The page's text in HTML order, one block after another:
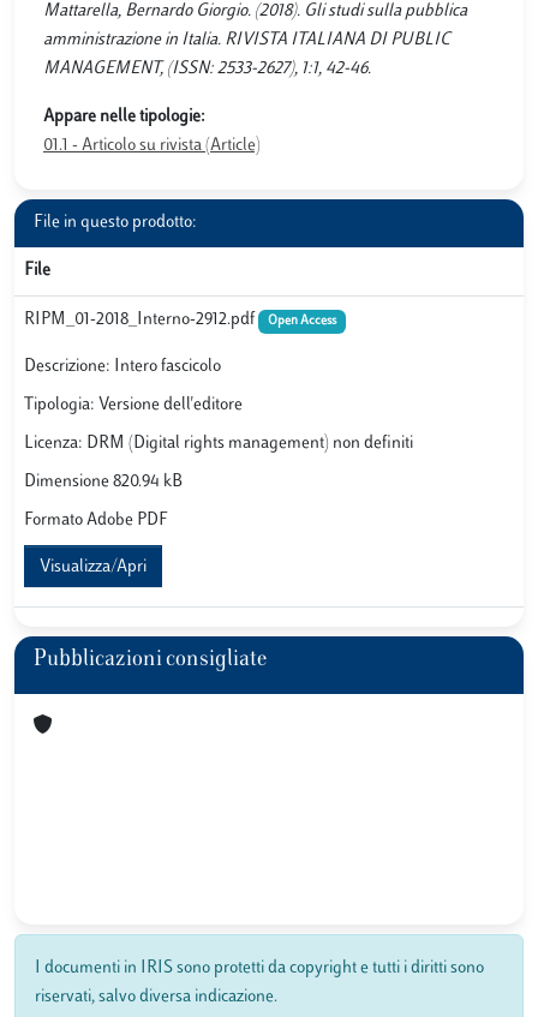
Mattarella, Bernardo Giorgio. (2018). Gli studi sulla pubblica
amministrazione in Italia. RIVISTA ITALIANA DI PUBLIC
MANAGEMENT, (ISSN: 2533-2627), 1:1, 42-46.
Appare nelle tipologie:
01.1 - Articolo su rivista (Article)
File in questo prodotto:
File
RIPM_01-2018_Interno-2912.pdf Open Access
Descrizione: Intero fascicolo
Tipologia: Versione dell'editore
Licenza: DRM (Digital rights management) non definiti
Dimensione 820.94 kB
Formato Adobe PDF
Visualizza/Apri
Pubblicazioni consigliate
I documenti in IRIS sono protetti da copyright e tutti i diritti sono
riservati, salvo diversa indicazione.